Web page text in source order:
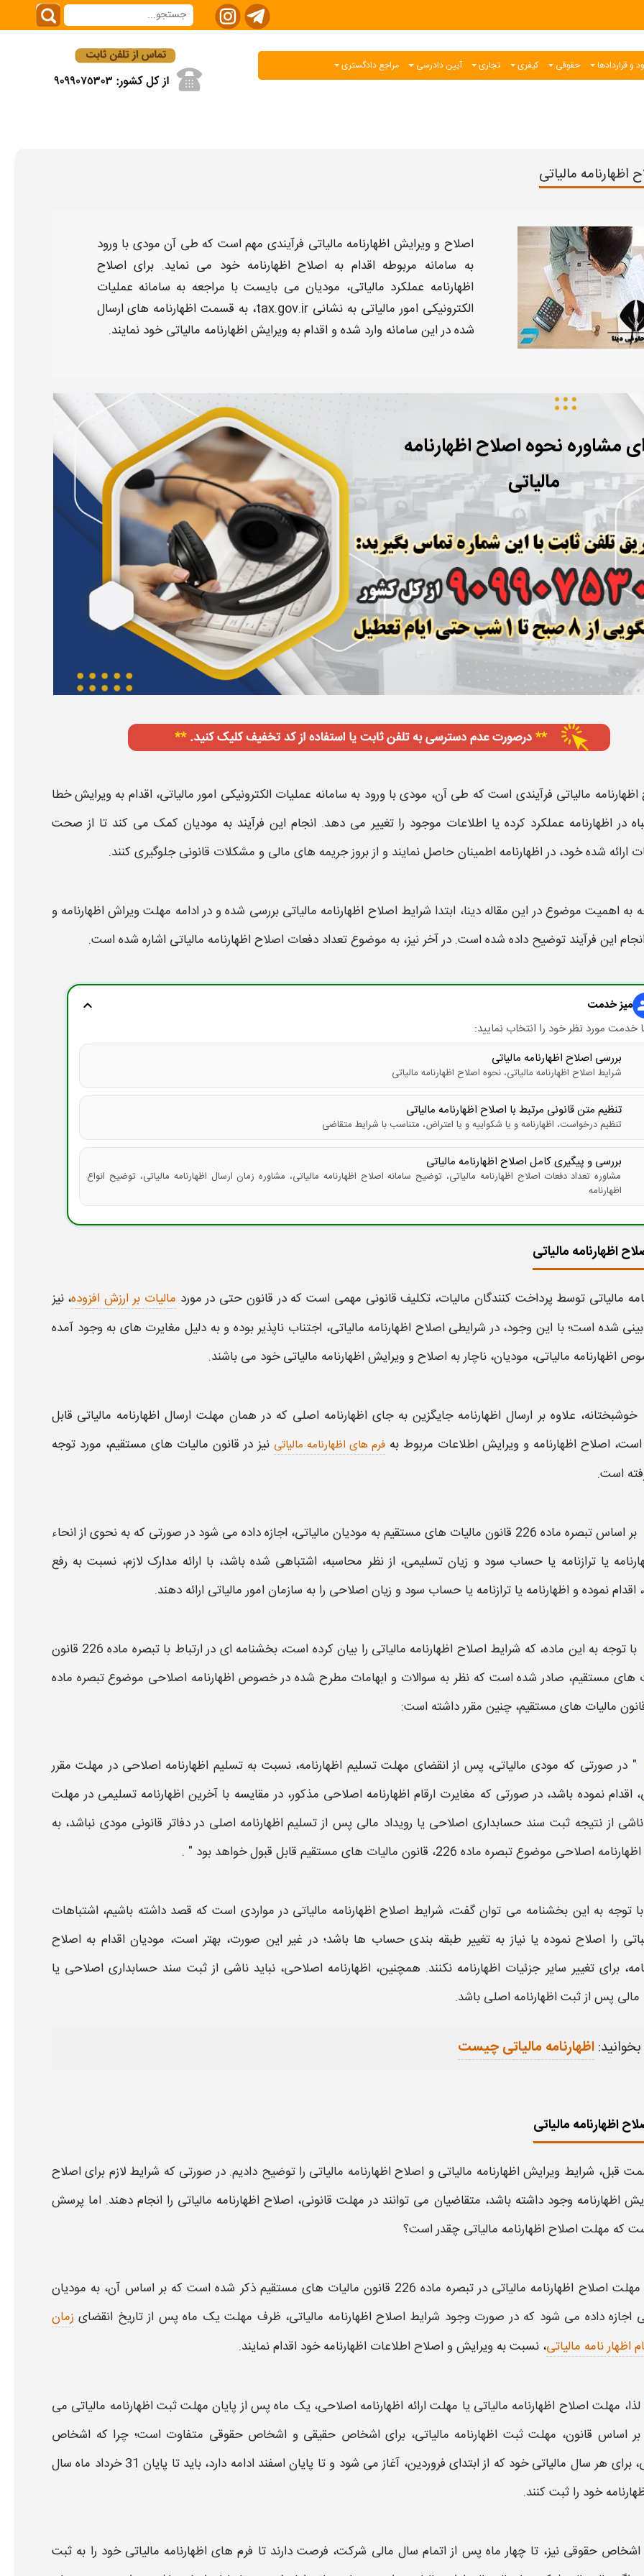
و قراردادها حقوقی کیفری تجاری آیین دادرسی مراجع دادگستری
اظهارنامه مالیاتی
اصلاح و ویرایش اظهارنامه مالیاتی فرآیندی مهم است که طی آن مودی با ورود
به سامانه مربوطه اقدام بهاصلاح اظهارنامه خود می نماید. برایاصلاح
اظهارنامه عملکرد مالیاتی، مودیان می بایست با مراجعه به سامانه عملیات
الکترونیکی امور مالیاتی به نشانی tax.gov.ir ،به قسمتاظهارنامه های ارسال
شده در این سامانه وارد شده و اقدام بهویرایش اظهارنامه مالیاتیخود نمایند.
مشاوره نحوه اصلاح اظهارنامه
مالیاتی
مالیاتی فرآیندی است که طی آن، مودی با ورود به سامانه عملیات الکترونیکی امورمالیاتی، اقدام به ویرایشخطا
در اظهارنامه عملکرد کرده یا اطلاعات موجود را تغییر می دهد. انجام این فرآیند به مودیان کمک می کند تا از صحت
ارائه شده خود، دراظهارنامهاطمینان حاصل نمایند و از بروز جریمه های مالی و مشکلات قانونی جلوگیری کنند.
به اهمیت موضوع در این مقاله دینا، ابتدا شرایط اصلاح اظهارنامه مالیاتی بررسی شده و در ادامه مهلتویراش اظهارنامه و
این فرآیند توضیح داده شده است. در آخر نیز، به موضوع تعداد دفعاتاصلاح اظهارنامه مالیاتی اشاره شده است.
میز خدمت expand_more
خدمت مورد نظر خود را انتخاب نمایید:
بررسی اصلاح اظهارنامه مالیاتی
شرایط اصلاح اظهارنامه مالیاتی​، نحوه اصلاح اظهارنامه مالیاتی
تنظیم متن قانونی مرتبط با اصلاح اظهارنامه مالیاتی
تنظیم درخواست، اظهارنامه و یا شکواییه و یا اعتراض، متناسب با شرایط متقاضی
بررسی و پیگیری کامل اصلاح اظهارنامه مالیاتی
مشاوره تعداد دفعات اصلاح اظهارنامه مالیاتی، توضیح سامانه اصلاح اظهارنامه مالیاتی، مشاوره زمان ارسال اظهارنامه مالیاتی، توضیح انواع
اظهارنامه
اظهارنامه مالیاتی​
مالیاتی توسط پرداخت کنندگان مالیات، تکلیف قانونی مهمی است که در قانون حتی در مورد مالیات بر ارزش افزوده، نیز
شده است؛ با این وجود، در شرایطی اصلاح اظهارنامه مالیاتی، اجتناب ناپذیر بوده و به دلیل مغایرت های به وجود آمده
اظهارنامه مالیاتی، مودیان، ناچار به اصلاح و ویرایش اظهارنامه مالیاتیخود می باشند.
خوشبختانه، علاوه بر ارسال اظهارنامه جایگزین به جای اظهارنامه اصلی که در همان مهلت ارسال اظهارنامه مالیاتی قابل
است، اصلاح اظهارنامه و ویرایش اطلاعات مربوط به فرم های اظهارنامه مالیاتی نیز در قانون مالیات های مستقیم، مورد توجه
است.
بر اساس تبصره ماده 226 قانون مالیات های مستقیم به مودیان مالیاتی، اجازه داده می شود در صورتی که به نحوی از انحاء
یا ترازنامه یا حساب سود و زیان تسلیمی، از نظر محاسبه، اشتباهی شده باشد، با ارائه مدارک لازم، نسبت به رفع
اقدام نموده واظهارنامهیا ترازنامه یا حساب سود و زیاناصلاحی را به سازمان امورمالیاتیارائه دهند.
با توجه به این ماده، که شرایط اصلاح اظهارنامه مالیاتی را بیان کرده است، بخشنامه ای در ارتباط با تبصره ماده 226 قانون
های مستقیم، صادر شده است که نظر به سوالات و ابهامات مطرح شده در خصوص اظهارنامه اصلاحی موضوع تبصره ماده
مالیات های مستقیم، چنین مقرر داشته است:
" در صورتی که مودی مالیاتی، پس از انقضای مهلت تسلیم اظهارنامه، نسبت به تسلیم اظهارنامه اصلاحی در مهلت مقرر
اقدام نموده باشد، در صورتی که مغایرت ارقام اظهارنامه اصلاحی مذکور، در مقایسه با آخرین اظهارنامه تسلیمی در مهلت
ناشی از نتیجه ثبت سند حسابداری اصلاحی یا رویداد مالی پس از تسلیم اظهارنامه اصلی در دفاتر قانونی مودی نباشد، به
اظهارنامه اصلاحی موضوع تبصره ماده 226، قانون مالیات های مستقیم قابل قبول خواهد بود " .
با توجه به این بخشنامه می توان گفت، شرایط اصلاح اظهارنامه مالیاتی در مواردی است که قصد داشته باشیم، اشتباهات
را اصلاح نموده یا نیاز به تغییر طبقه بندی حساب ها باشد؛ در غیر این صورت، بهتر است، مودیان اقدام به اصلاح
برای تغییر سایر جزئیات اظهارنامه نکنند. همچنین، اظهارنامه اصلاحی، نباید ناشی از ثبت سند حسابداری اصلاحی یا
مالی پس ازثبت اظهارنامه اصلی باشد.
اظهارنامه مالیاتی چیست
اظهارنامه مالیاتی
قبل، شرایط ویرایش اظهارنامه مالیاتی و اصلاح اظهارنامه مالیاتی را توضیح دادیم. در صورتی که شرایط لازم برای اصلاح
اظهارنامه وجود داشته باشد، متقاضیان می توانند در مهلت قانونی، اصلاح اظهارنامه مالیاتی را انجام دهند. اما پرسش
که مهلت اصلاح اظهارنامه مالیاتی چقدر است؟
مهلت اصلاح اظهارنامه مالیاتی در تبصره ماده 226 قانون مالیات های مستقیم ذکر شده است که بر اساس آن، به مودیان
اجازه داده می شود که در صورت وجود شرایط اصلاح اظهارنامه مالیاتی، ظرف مهلت یک ماه پس از تاریخ انقضای زمان
اظهار نامه مالیاتی، نسبت بهویرایش و اصلاح اطلاعات اظهارنامهخود اقدام نمایند.
لذا، مهلت اصلاح اظهارنامه مالیاتی یا مهلت ارائه اظهارنامه اصلاحی، یک ماه پس از پایان مهلت ثبت اظهارنامه مالیاتی می
اساس قانون، مهلت ثبت اظهارنامه مالیاتی، برای اشخاص حقیقی و اشخاص حقوقی متفاوت است؛ چرا که اشخاص
برای هر سال مالیاتی
خود که از ابتدای فروردین، آغاز می شود و تا پایان اسفند ادامه دارد، باید تا پایان 31 خرداد ماه سال
خود را ثبت کنند.
اشخاص حقوقی نیز، تا چهار ماه پس از اتمام سال مالی شرکت، فرصت دارند تا فرم های اظهارنامه مالیاتی خود را به ثبت